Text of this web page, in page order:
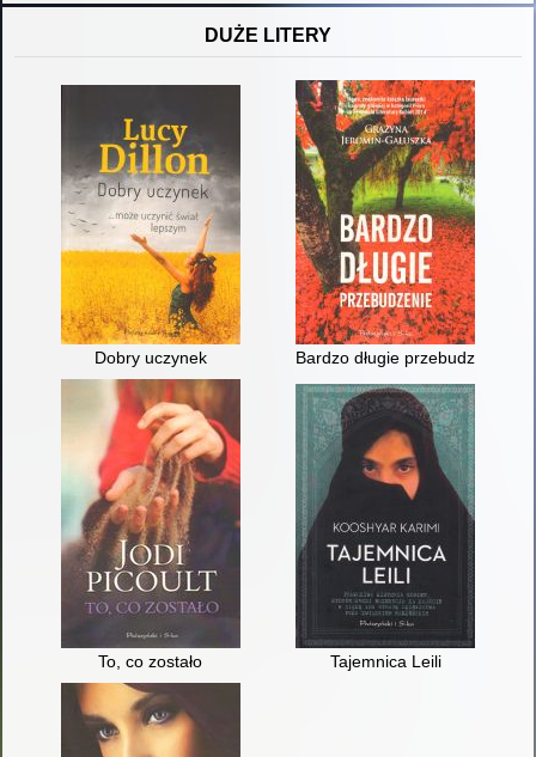
DUŻE LITERY
Dobry uczynek Bardzo długie przebudzenie
To, co zostało Tajemnica Leili